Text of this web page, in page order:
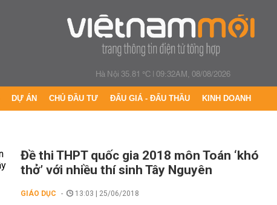
Hà Nội 35.81 °C|09:32AM, 08/08/2026
DỰ ÁN CHỦ ĐẦU TƯ ĐẤU GIÁ - ĐẤU THẦU KINH DOANH
Đề thi THPT quốc gia 2018 môn Toán ‘khó
thở’ với nhiều thí sinh Tây Nguyên
GIÁO DỤC 13:03 | 25/06/2018